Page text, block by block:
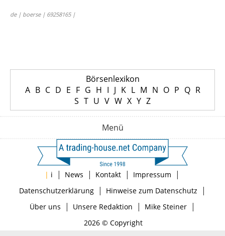
de | boerse | 69258165 |
Börsenlexikon
A B C D E F G H I J K L M N O P Q R
S T U V W X Y Z
Menü
| i | News | Kontakt | Impressum |
Datenschutzerklärung| Hinweise zum Datenschutz |
Über uns | Unsere Redaktion | Mike Steiner|
2026 © Copyright